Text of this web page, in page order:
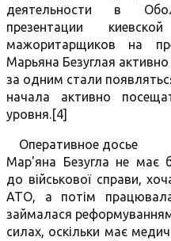
деятельности в
презентации
мажоритарщиков на
Марьяна Безуглая
за одним стали
начала активно
уровня.[4]
Оперативное досье
Мар'яна Безугла не має
до військової справи,
АТО, а потім
займалася
силах, оскільки має